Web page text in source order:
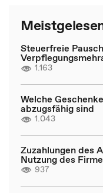
Steuerfreie
1.163
Welche
abzugsfähig sind
1.043
Zuzahlungen des
Nutzung des
937